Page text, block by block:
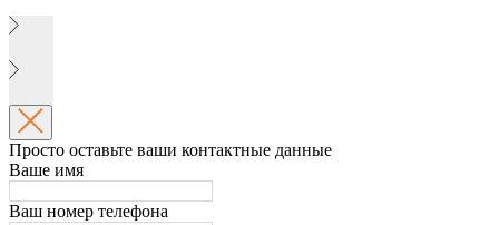
Просто оставьте ваши контактные данные
Ваше имя
Ваш номер телефона